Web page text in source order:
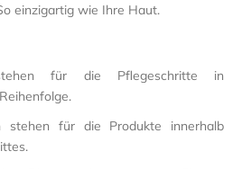
einzigartig wie Ihre Haut.
für die Pflegeschritte in
stehen für die Produkte innerhalb